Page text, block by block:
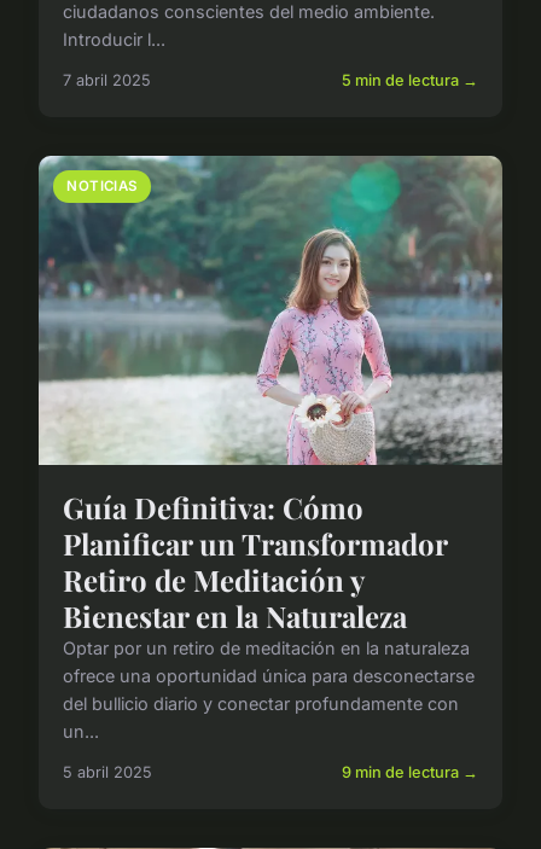
ciudadanos conscientes del medio ambiente.
Introducir l...
7 abril 2025 5 min de lectura →
NOTICIAS
Guía Definitiva: Cómo
Planificar un Transformador
Retiro de Meditación y
Bienestar en la Naturaleza
Optar por un retiro de meditación en la naturaleza
ofrece una oportunidad única para desconectarse
del bullicio diario y conectar profundamente con
un...
5 abril 2025 9 min de lectura →